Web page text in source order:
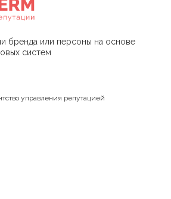
бренда или персоны на основе
систем
управления репутацией